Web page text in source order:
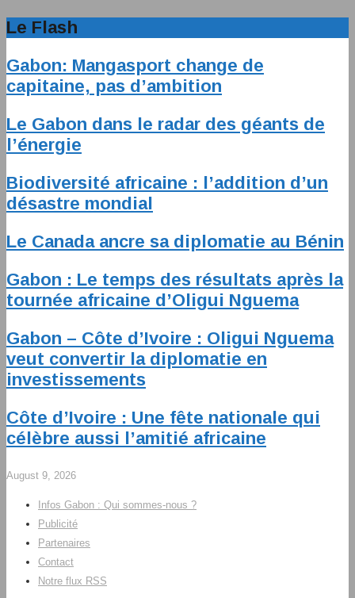
Le Flash
Gabon: Mangasport change de
capitaine, pas d’ambition
Le Gabon dans le radar des géants de
l’énergie
Biodiversité africaine : l’addition d’un
désastre mondial
Le Canada ancre sa diplomatie au Bénin
Gabon : Le temps des résultats après la
tournée africaine d’Oligui Nguema
Gabon – Côte d’Ivoire : Oligui Nguema
veut convertir la diplomatie en
investissements
Côte d’Ivoire : Une fête nationale qui
célèbre aussi l’amitié africaine
August 9, 2026
Infos Gabon : Qui sommes-nous ?
Publicité
Partenaires
Contact
Notre flux RSS